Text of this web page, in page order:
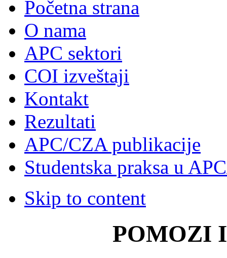
Početna strana
O nama
APC sektori
COI izveštaji
Kontakt
Rezultati
APC/CZA publikacije
Studentska praksa u
Skip to content
POMOZI